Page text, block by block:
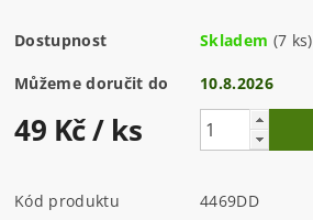
Dostupnost Skladem (7 ks)
Můžeme doručit do 10.8.2026
49 Kč/ ks
Kód produktu
4469DD